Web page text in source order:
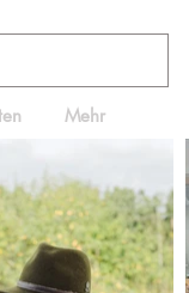
Mehr